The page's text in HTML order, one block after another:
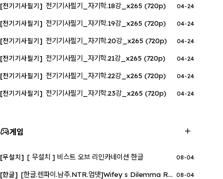
[전기기사필기] 전기기사필기_자기학.18강_x265 (720p) 04-24
[전기기사필기] 전기기사필기_자기학.19강_x265 (720p) 04-24
[전기기사필기] 전기기사필기_자기학.20강_x265 (720p) 04-24
[전기기사필기] 전기기사필기_자기학.21강_x265 (720p) 04-24
[전기기사필기] 전기기사필기_자기학.22강_x265 (720p) 04-24
[전기기사필기] 전기기사필기_자기학.23강_x265 (720p) 04-24
게임
[무설치] [ 무설치 ] 비스트 오브 리인카네이션 한글 08-04
[한글] [한글.렌파이.남주.NTR.업뎃]Wifey s Dilemma Revisited 0.93.3.zip 08-04